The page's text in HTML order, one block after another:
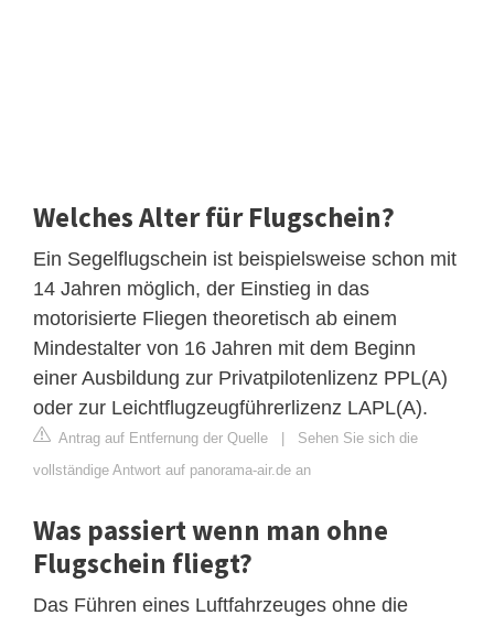
Welches Alter für Flugschein?
Ein Segelflugschein ist beispielsweise schon mit
14 Jahren möglich, der Einstieg in das
motorisierte Fliegen theoretisch ab einem
Mindestalter von 16 Jahren mit dem Beginn
einer Ausbildung zur Privatpilotenlizenz PPL(A)
oder zur Leichtflugzeugführerlizenz LAPL(A).
Antrag auf Entfernung der Quelle | Sehen Sie sich die
vollständige Antwort auf panorama-air.de an
Was passiert wenn man ohne
Flugschein fliegt?
Das Führen eines Luftfahrzeuges ohne die